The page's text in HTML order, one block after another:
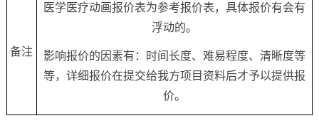
备注
医学医疗动画报价表为参考报价表，具体报价有会有
浮动的。
影响报价的因素有：时间长度、难易程度、清晰度等
等，详细报价在提交给我方项目资料后才予以提供报
价。